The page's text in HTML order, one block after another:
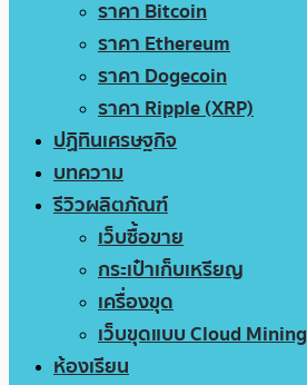
ราคา Bitcoin
ราคา Ethereum
ราคา Dogecoin
ราคา Ripple (XRP)
ปฏิทินเศรษฐกิจ
บทความ
รีวิวผลิตภัณฑ์
เว็บซื้อขาย
กระเป๋าเก็บเหรียญ
เครื่องขุด
เว็บขุดแบบ Cloud Mining
ห้องเรียน